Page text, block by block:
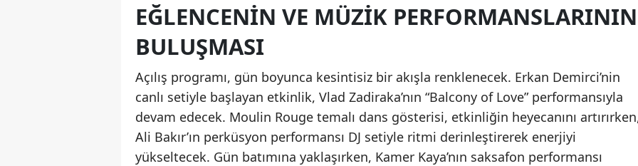
EĞLENCENIN VE MÜZIK PERFORMANSLARININ
BULUŞMASI
Açılış programı, gün boyunca kesintisiz bir akışla renklenecek. Erkan Demirci’nin
canlı setiyle başlayan etkinlik, Vlad Zadiraka’nın “Balcony of Love” performansıyla
devam edecek. Moulin Rouge temalı dans gösterisi, etkinliğin heyecanını
Ali Bakır’ın perküsyon performansı DJ setiyle ritmi derinleştirerek enerjiyi
yükseltecek. Gün batımına yaklaşırken, Kamer Kaya’nın saksafon performansı